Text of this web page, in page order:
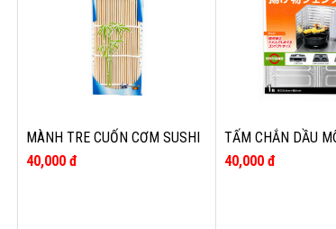
MÀNH TRE CUỐN CƠM SUSHI
HOẶC LÀM KIMBAP
40,000 đ
TẤM CHẮN DẦU
(32.8 X 84 CM)
40,000 đ